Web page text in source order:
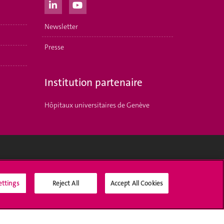
Newsletter
Presse
Institution partenaire
Hôpitaux universitaires de Genève
Reject All Accept All Cookies